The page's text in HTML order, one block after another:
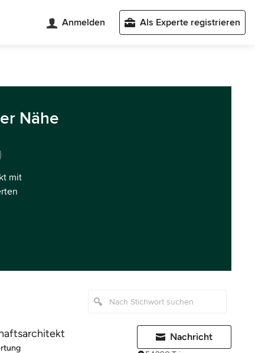
Anmelden Als Experte registrieren
Nähe
mit
5 von 5 Sternen
Nachricht